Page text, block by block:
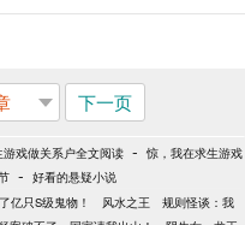
下一页
戏做关系户全文阅读 - 惊，我在求生游戏
- 好看的悬疑小说
亿只S级鬼物！ 风水之王
规则怪谈：我